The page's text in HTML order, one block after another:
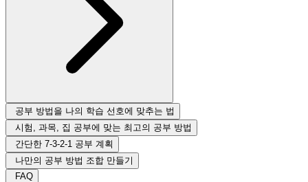
공부 방법을 나의 학습 선호에 맞추는 법
시험, 과목, 집 공부에 맞는 최고의 공부 방법
간단한 7-3-2-1 공부 계획
나만의 공부 방법 조합 만들기
FAQ